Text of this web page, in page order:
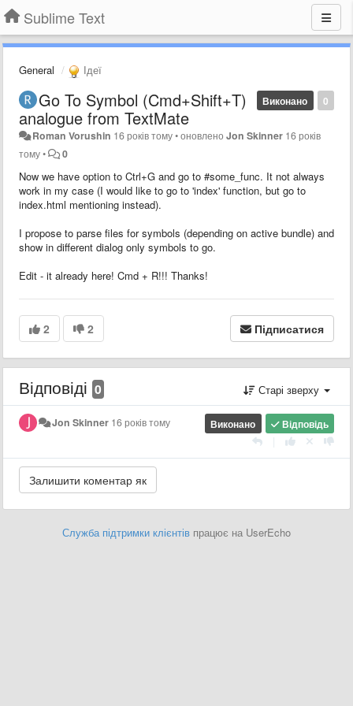
Sublime Text
General Ідеї
0
Виконано
Go To Symbol (Cmd+Shift+T)
analogue from TextMate
Roman Vorushin 16 років тому•оновленоJon Skinner 16 років
тому• 0
Now we have option to Ctrl+G and go to #some_func. It not always
work in my case (I would like to go to 'index' function, but go to
index.html mentioning instead).
I propose to parse files for symbols (depending on active bundle) and
show in different dialog only symbols to go.
Edit - it already here! Cmd + R!!! Thanks!
2 2 Підписатися
Відповіді 0 Старі зверху
Відповідь
Виконано
Jon Skinner 16 років тому
Служба підтримки клієнтів працює на UserEcho